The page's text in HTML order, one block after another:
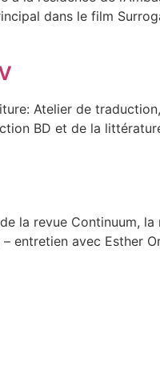
dans le film
Atelier de
BD et de la
la revue Continuum, la
entretien avec Esther